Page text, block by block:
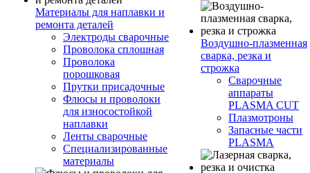
Материалы для наплавки и
ремонта деталей
Электроды сварочные
Проволока сплошная
Проволока
порошковая
Прутки присадочные
Флюсы и проволоки
для износостойкой
наплавки
Ленты сварочные
Специализированные
материалы
Воздушно-плазменная
сварка, резка и
строжка
Сварочные
аппараты
PLASMA CUT
Плазмотроны
Запасные части
PLASMA